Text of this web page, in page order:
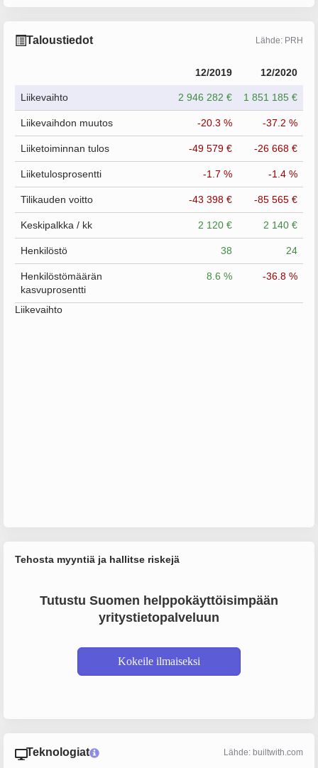
Taloustiedot Lähde: PRH
12/2019 12/2020
Liikevaihto 2 946 282 € 1 851 185 €
Liikevaihdon muutos -20.3 % -37.2 %
Liiketoiminnan tulos -49 579 € -26 668 €
Liiketulosprosentti -1.7 % -1.4 %
Tilikauden voitto -43 398 € -85 565 €
Keskipalkka / kk 2 120 € 2 140 €
Henkilöstö 38 24
Henkilöstömäärän
kasvuprosentti
8.6 % -36.8 %
Liikevaihto
Tehosta myyntiä ja hallitse riskejä
Tutustu Suomen helppokäyttöisimpään
yritystietopalveluun
Kokeile ilmaiseksi
Teknologiat Lähde: builtwith.com